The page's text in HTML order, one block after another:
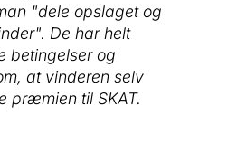
"dele opslaget og
De har helt
betingelser og
at vinderen selv
præmien til SKAT.